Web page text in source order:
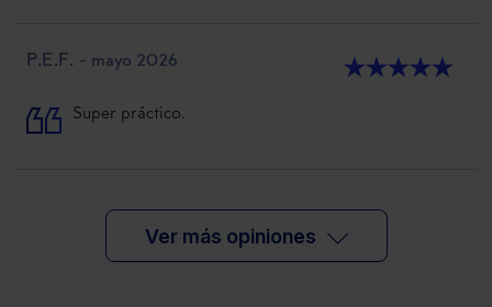
P.E.F. - mayo 2026 ★★★★★
Super práctico.
Ver más opiniones